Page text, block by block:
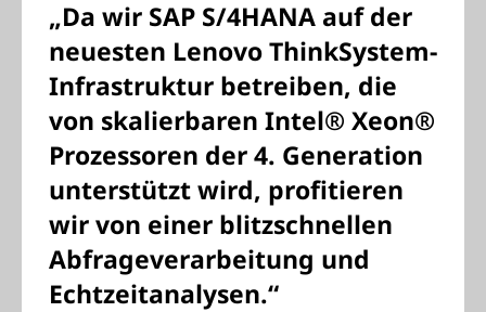
„Da wir SAP S/4HANA auf der
neuesten Lenovo ThinkSystem-
Infrastruktur betreiben, die
von skalierbaren Intel® Xeon®
Prozessoren der 4. Generation
unterstützt wird, profitieren
wir von einer blitzschnellen
Abfrageverarbeitung und
Echtzeitanalysen.“